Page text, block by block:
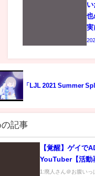
い
也
実
「LJL 2021 Summer
記事
【覚醒】ゲイで
YouTuber【活動
1:廃人さん＠お腹い